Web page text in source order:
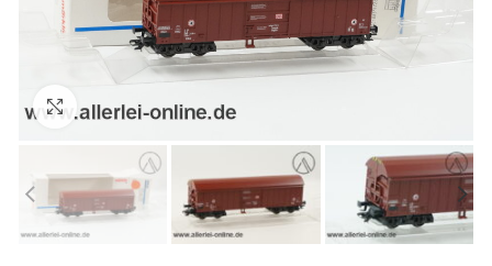
Zum Vergrößern anklicken